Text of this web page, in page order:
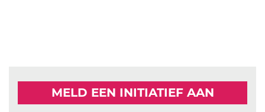
MELD EEN INITIATIEF AAN